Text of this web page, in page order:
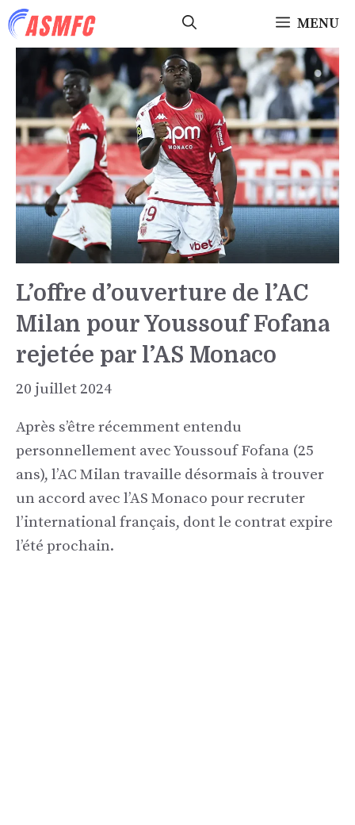
Aller
au
contenu
MENU
L’offre d’ouverture de l’AC
Milan pour Youssouf Fofana
rejetée par l’AS Monaco
20 juillet 2024
Après s’être récemment entendu
personnellement avec Youssouf Fofana (25
ans), l’AC Milan travaille désormais à trouver
un accord avec l’AS Monaco pour recruter
l’international français, dont le contrat expire
l’été prochain.